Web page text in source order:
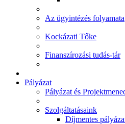
Az ügyintézés folyamata
Kockázati Tőke
Finanszírozási tudás-tár
Pályázat
Pályázat és
Szolgáltatásaink
Díjmentes